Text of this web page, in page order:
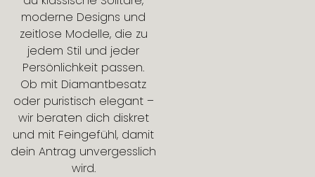
moderne Designs und
zeitlose Modelle, die zu
jedem Stil und jeder
Persönlichkeit passen.
Ob mit Diamantbesatz
oder puristisch elegant –
wir beraten dich diskret
und mit Feingefühl, damit
dein Antrag unvergesslich
wird.